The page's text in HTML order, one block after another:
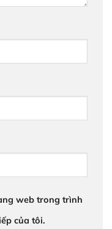
web trong trình
của tôi.